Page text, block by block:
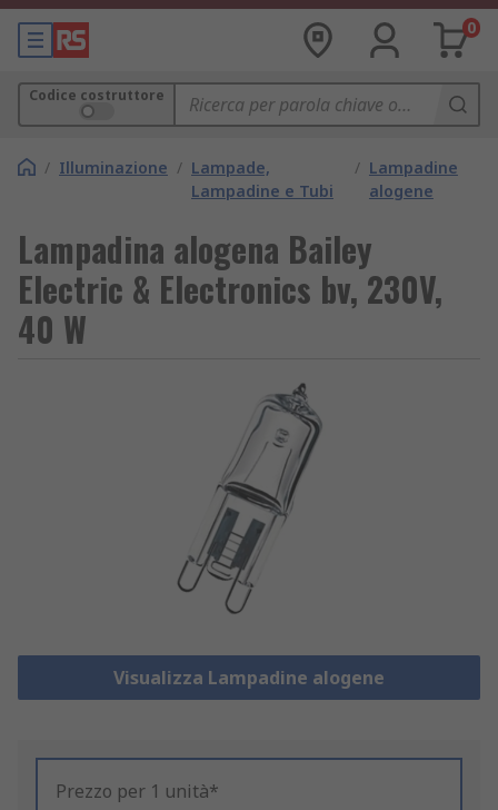
0
Codice costruttore
/ Illuminazione / Lampade,
Lampadine e Tubi
/ Lampadine
alogene
Lampadina alogena Bailey
Electric & Electronics bv, 230V,
40 W
Visualizza Lampadine alogene
Prezzo per 1 unità*